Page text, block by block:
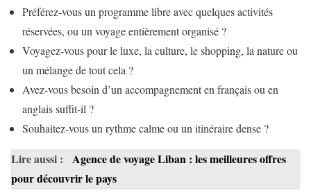
Préférez-vous un programme libre avec quelques activités
réservées, ou un voyage entièrement organisé ?
Voyagez-vous pour le luxe, la culture, le shopping, la nature ou
un mélange de tout cela ?
Avez-vous besoin d’un accompagnement en français ou en
anglais suffit-il ?
Souhaitez-vous un rythme calme ou un itinéraire dense ?
Lire aussi :
Agence de voyage Liban : les meilleures offres
pour découvrir le pays